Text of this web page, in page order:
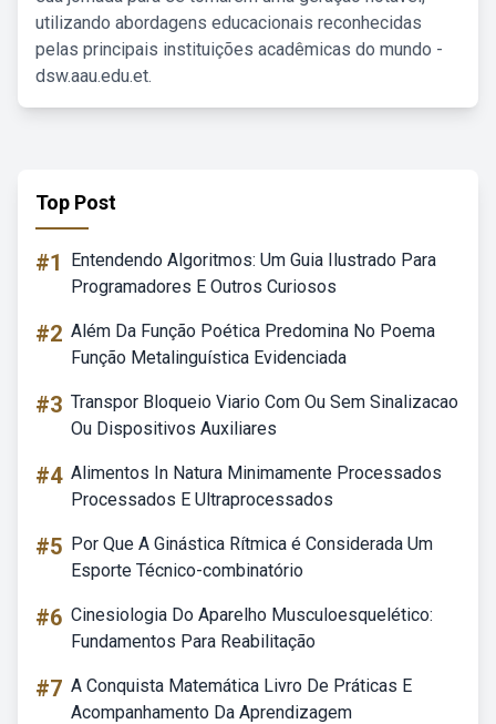
utilizando abordagens educacionais reconhecidas
pelas principais instituições acadêmicas do mundo -
dsw.aau.edu.et.
Top Post
#1
Entendendo Algoritmos: Um Guia Ilustrado Para
Programadores E Outros Curiosos
#2 Além Da Função Poética Predomina No Poema
Função Metalinguística Evidenciada
#3 Transpor Bloqueio Viario Com Ou Sem Sinalizacao
Ou Dispositivos Auxiliares
#4 Alimentos In Natura Minimamente Processados
Processados E Ultraprocessados
#5 Por Que A Ginástica Rítmica é Considerada Um
Esporte Técnico-combinatório
#6 Cinesiologia Do Aparelho Musculoesquelético:
Fundamentos Para Reabilitação
#7 A Conquista Matemática Livro De Práticas E
Acompanhamento Da Aprendizagem